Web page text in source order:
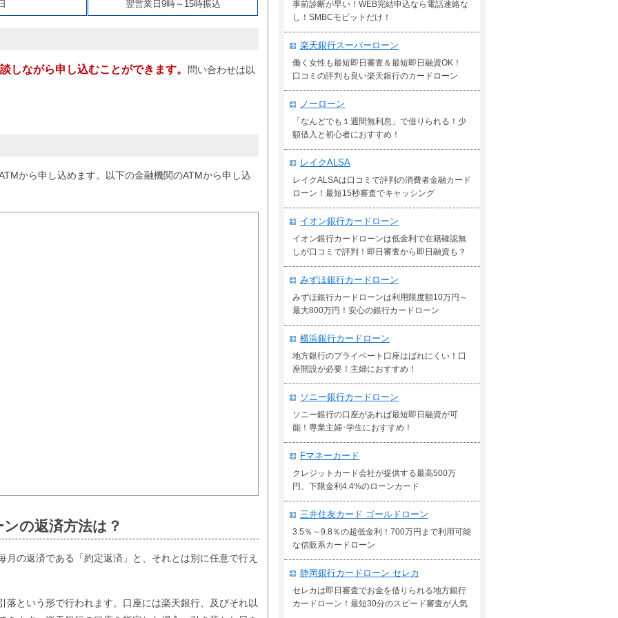
翌営業日9時～15時振込
しながら申し込むことができます。 問い合わせは以
から申し込めます。以下の金融機関のATMから申し込
の返済方法は？
の返済である「約定返済」と、それとは別に任意で行え
落という形で行われます。口座には楽天銀行、及びそれ以
事前診断が早い！WEB完結申込なら電話連絡な
し！SMBCモビットだけ！
楽天銀行スーパーローン
働く女性も最短即日審査＆最短即日融資OK！
口コミの評判も良い楽天銀行のカードローン
ノーローン
「なんどでも１週間無利息」で借りられる！少
額借入と初心者におすすめ！
レイクALSA
レイクALSAは口コミで評判の消費者金融カード
ローン！最短15秒審査でキャッシング
イオン銀行カードローン
イオン銀行カードローンは低金利で在籍確認無
しが口コミで評判！即日審査から即日融資も？
みずほ銀行カードローン
みずほ銀行カードローンは利用限度額10万円～
最大800万円！安心の銀行カードローン
横浜銀行カードローン
地方銀行のプライベート口座はばれにくい！口
座開設が必要！主婦におすすめ！
ソニー銀行カードローン
ソニー銀行の口座があれば最短即日融資が可
能！専業主婦･学生におすすめ！
Fマネーカード
クレジットカード会社が提供する最高500万
円、下限金利4.4%のローンカード
三井住友カード ゴールドローン
3.5％～9.8％の超低金利！700万円まで利用可能
な信販系カードローン
静岡銀行カードローン セレカ
セレカは即日審査でお金を借りられる地方銀行
カードローン！最短30分のスピード審査が人気